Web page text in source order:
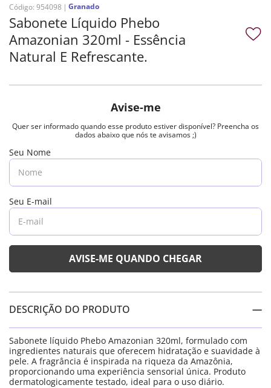
Código: 954098 Granado
Sabonete Líquido Phebo
Amazonian 320ml - Essência
Natural E Refrescante.
DESCRIÇÃO DO PRODUTO
Sabonete líquido Phebo Amazonian 320ml, formulado com
ingredientes naturais que oferecem hidratação e suavidade à
pele. A fragrância é inspirada na riqueza da Amazônia,
proporcionando uma experiência sensorial única. Produto
dermatologicamente testado, ideal para o uso diário.